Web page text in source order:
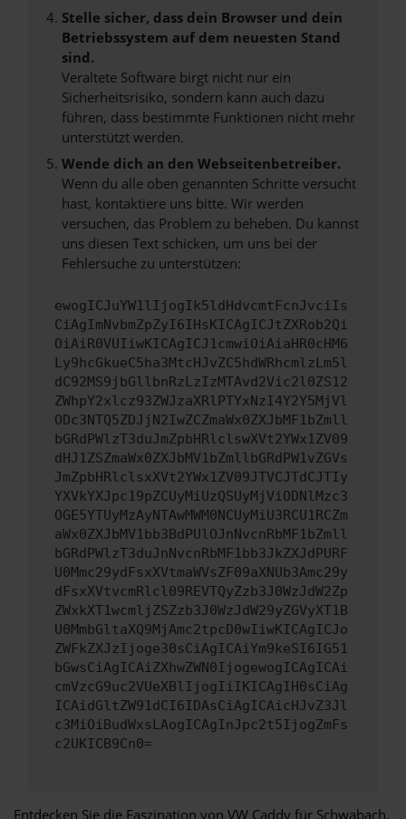
Stelle sicher, dass dein Browser und dein
Betriebssystem auf dem neuesten Stand
sind.
Veraltete Software birgt nicht nur ein
Sicherheitsrisiko, sondern kann auch dazu
führen, dass bestimmte Funktionen nicht mehr
unterstützt werden.
Wende dich an den Webseitenbetreiber.
Wenn du alle oben genannten Schritte versucht
hast, kontaktiere uns bitte. Wir werden
versuchen, das Problem zu beheben. Du kannst
uns diesen Text schicken, um uns bei der
Fehlersuche zu unterstützen:
ewogICJuYW1lIjogIk5ldHdvcmtFcnJvciIs
CiAgImNvbmZpZyI6IHsKICAgICJtZXRob2Qi
OiAiR0VUIiwKICAgICJ1cmwiOiAiaHR0cHM6
Ly9hcGkueC5ha3MtcHJvZC5hdWRhcmlzLm5l
dC92MS9jbGllbnRzLzIzMTAvd2Vic2l0ZS12
ZWhpY2xlcz93ZWJzaXRlPTYxNzI4Y2Y5MjVl
ODc3NTQ5ZDJjN2IwZCZmaWx0ZXJbMF1bZmll
bGRdPWlzT3duJmZpbHRlclswXVt2YWx1ZV09
dHJ1ZSZmaWx0ZXJbMV1bZmllbGRdPW1vZGVs
JmZpbHRlclsxXVt2YWx1ZV09JTVCJTdCJTIy
YXVkYXJpc19pZCUyMiUzQSUyMjViODNlMzc3
OGE5YTUyMzAyNTAwMWM0NCUyMiU3RCU1RCZm
aWx0ZXJbMV1bb3BdPUlOJnNvcnRbMF1bZmll
bGRdPWlzT3duJnNvcnRbMF1bb3JkZXJdPURF
U0Mmc29ydFsxXVtmaWVsZF09aXNUb3Amc29y
dFsxXVtvcmRlcl09REVTQyZzb3J0WzJdW2Zp
ZWxkXT1wcmljZSZzb3J0WzJdW29yZGVyXT1B
U0MmbGltaXQ9MjAmc2tpcD0wIiwKICAgICJo
ZWFkZXJzIjoge30sCiAgICAiYm9keSI6IG51
bGwsCiAgICAiZXhwZWN0IjogewogICAgICAi
cmVzcG9uc2VUeXBlIjogIiIKICAgIH0sCiAg
ICAidGltZW91dCI6IDAsCiAgICAicHJvZ3Jl
c3MiOiBudWxsLAogICAgInJpc2t5IjogZmFs
c2UKICB9Cn0=
Entdecken Sie die Faszination von VW Caddy für Schwabach,